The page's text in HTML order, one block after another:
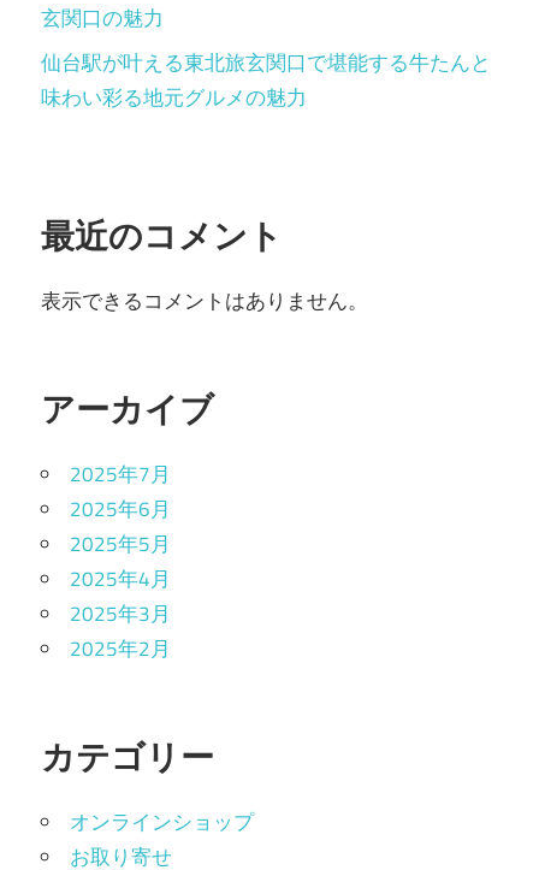
玄関口の魅力
仙台駅が叶える東北旅玄関口で堪能する牛たんと
味わい彩る地元グルメの魅力
最近のコメント
表示できるコメントはありません。
アーカイブ
2025年7月
2025年6月
2025年5月
2025年4月
2025年3月
2025年2月
カテゴリー
オンラインショップ
お取り寄せ